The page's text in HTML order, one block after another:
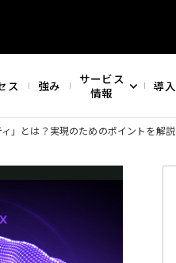
ス 強み
サービス
情報
導
ィ」とは？実現のためのポイントを解説